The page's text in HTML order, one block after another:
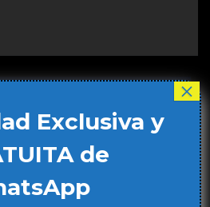
Exclusiva y
de
×